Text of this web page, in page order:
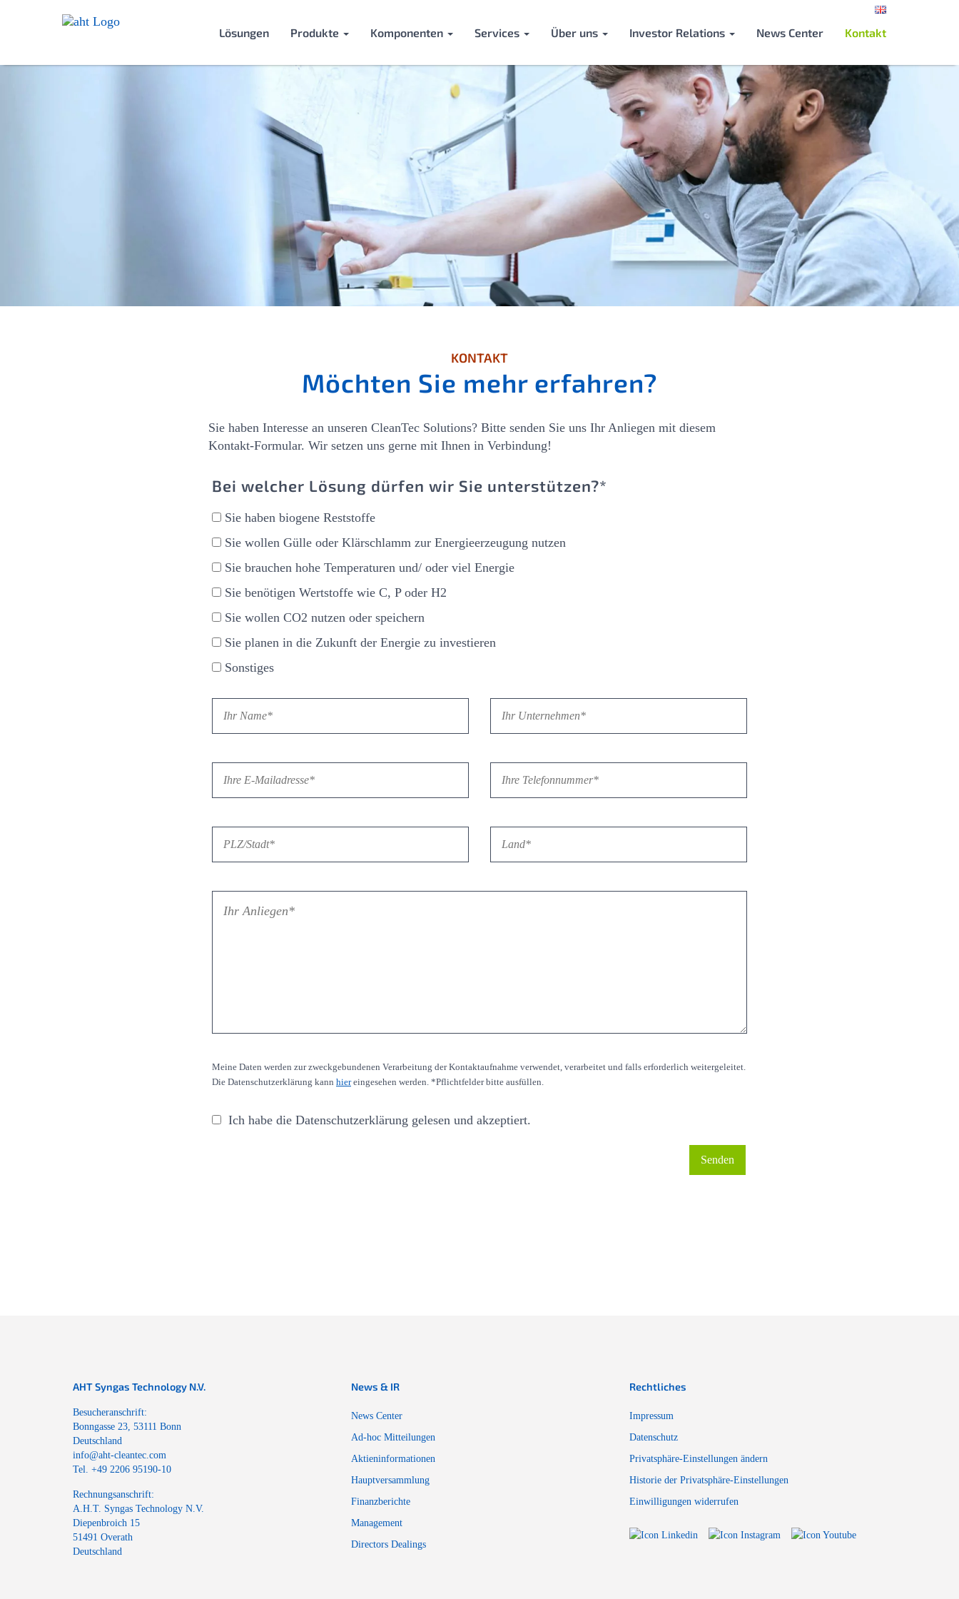
Lösungen Produkte Komponenten Services Über uns Investor Relations News Center Kontakt
KONTAKT
Möchten Sie mehr erfahren?
Sie haben Interesse an unseren CleanTec Solutions? Bitte senden Sie uns Ihr Anliegen mit diesem
Kontakt-Formular. Wir setzen uns gerne mit Ihnen in Verbindung!
Bei welcher Lösung dürfen wir Sie unterstützen?*
Sie haben biogene Reststoffe
Sie wollen Gülle oder Klärschlamm zur Energieerzeugung nutzen
Sie brauchen hohe Temperaturen und/ oder viel Energie
Sie benötigen Wertstoffe wie C, P oder H2
Sie wollen CO2 nutzen oder speichern
Sie planen in die Zukunft der Energie zu investieren
Sonstiges
Meine Daten werden zur zweckgebundenen Verarbeitung der Kontaktaufnahme verwendet, verarbeitet und falls erforderlich weitergeleitet.
Die Datenschutzerklärung kann hiereingesehen werden. *Pflichtfelder bitte ausfüllen.
Ich habe die Datenschutzerklärung gelesen und akzeptiert.
AHT Syngas Technology N.V.
Besucheranschrift:
Bonngasse 23, 53111 Bonn
Deutschland
info@aht-cleantec.com
Tel. +49 2206 95190-10
Rechnungsanschrift:
A.H.T. Syngas Technology N.V.
Diepenbroich 15
51491 Overath
Deutschland
News & IR
News Center
Ad-hoc Mitteilungen
Aktieninformationen
Hauptversammlung
Finanzberichte
Management
Directors Dealings
Rechtliches
Impressum
Datenschutz
Privatsphäre-Einstellungen ändern
Historie der Privatsphäre-Einstellungen
Einwilligungen widerrufen